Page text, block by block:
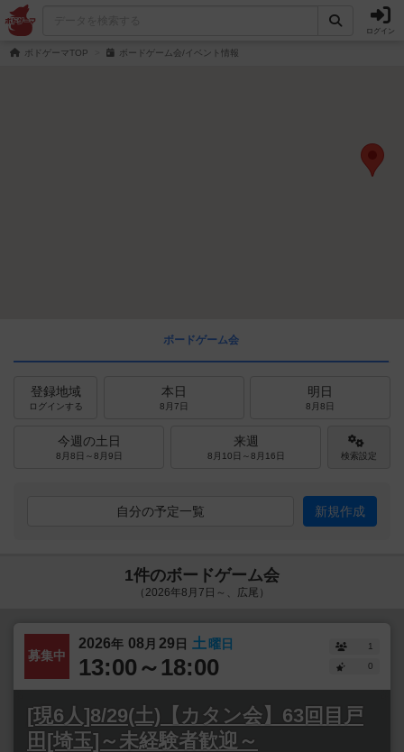
ログイン
ボドゲーマTOP ボードゲーム会/イベント情報
ボードゲーム会
登録地域
ログインする
本日
8月7日
明日
8月8日
今週の土日
8月8日～8月9日
来週
8月10日～8月16日 検索設定
自分の予定一覧 新規作成
1件のボードゲーム会
（2026年8月7日～、広尾）
募集中
2026年 08 月 29日 土曜日
13:00～18:00
1
0
[現6人]8/29(土)【カタン会】63回目戸
田[埼玉]～未経験者歓迎～